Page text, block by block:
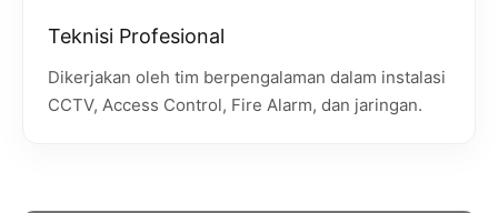
Teknisi Profesional
Dikerjakan oleh tim berpengalaman dalam instalasi
CCTV, Access Control, Fire Alarm, dan jaringan.